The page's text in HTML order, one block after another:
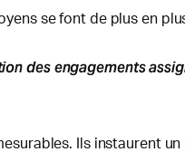
se font de plus en
des engagements
Ils instaurent un